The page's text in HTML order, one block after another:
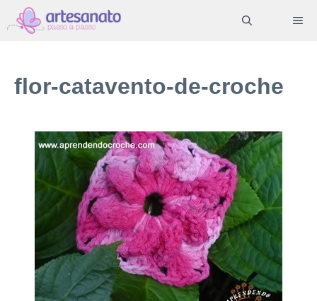
Pular
para
conteúdo
flor-catavento-de-croche